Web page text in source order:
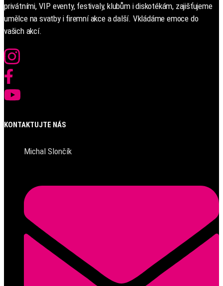
privátními, VIP eventy, festivaly, klubům i diskotékám, zajišťujeme
umělce na svatby i firemní akce a další. Vkládáme emoce do
vašich akcí.
KONTAKTUJTE NÁS
Michal Slončík